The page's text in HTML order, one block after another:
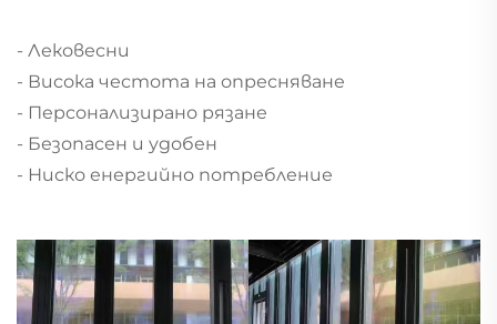
- Лековесни
- Висока честота на опресняване
- Персонализирано рязане
- Безопасен и удобен
- Ниско енергийно потребление